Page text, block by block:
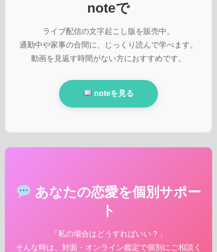
noteで
ライブ配信の文字起こし版を販売中。
通勤中や家事の合間に、じっくり読んで学べます。
動画を見返す時間がない方におすすめです。
noteを見る
あなたの恋愛を個別サポー
ト
「私の場合はどうすればいい？」
そんな時は、対面・オンライン鑑定で個別にご相談く